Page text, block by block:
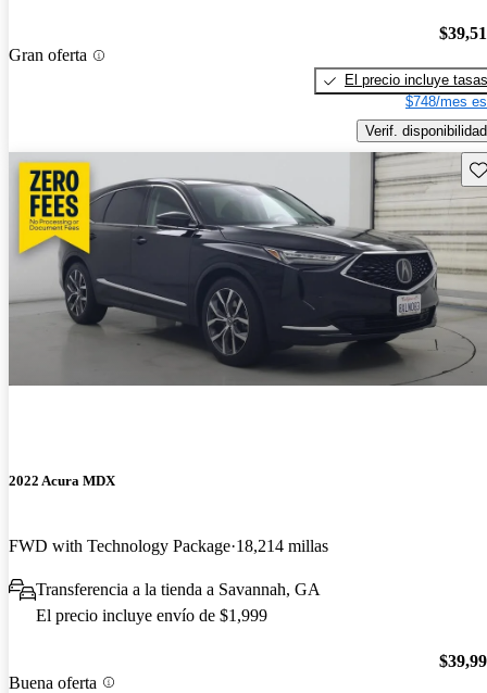
Gran oferta
El precio incluye tasas
$748/mes
Verif. disponibilidad
2022 Acura MDX
FWD with Technology Package 18,214 millas
Transferencia a la tienda a Savannah, GA
El precio incluye envío de $1,999
Buena oferta